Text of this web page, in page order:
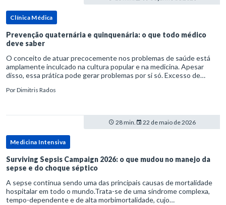
Clínica Médica
Prevenção quaternária e quinquenária: o que todo médico
deve saber
O conceito de atuar precocemente nos problemas de saúde está
amplamente inculcado na cultura popular e na medicina. Apesar
disso, essa prática pode gerar problemas por si só. Excesso de
PorDimitris Rados
28 min. 22 de maio de 2026
Medicina Intensiva
Surviving Sepsis Campaign 2026: o que mudou no manejo da
sepse e do choque séptico
A sepse continua sendo uma das principais causas de mortalidade
hospitalar em todo o mundo.Trata-se de uma síndrome complexa,
tempo-dependente e de alta morbimortalidade, cujo